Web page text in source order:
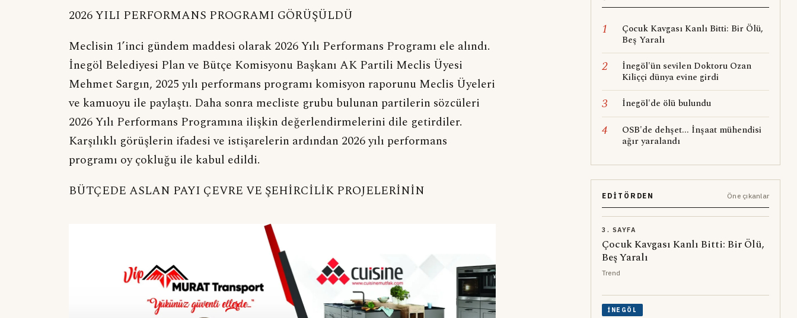
2026 YILI PERFORMANS PROGRAMI GÖRÜŞÜLDÜ
Meclisin 1’inci gündem maddesi olarak 2026 Yılı Performans Programı ele alındı.
İnegöl Belediyesi Plan ve Bütçe Komisyonu Başkanı AK Partili Meclis Üyesi
Mehmet Sargın, 2025 yılı performans programı komisyon raporunu Meclis Üyeleri
ve kamuoyu ile paylaştı. Daha sonra mecliste grubu bulunan partilerin sözcüleri
2026 Yılı Performans Programına ilişkin değerlendirmelerini dile getirdiler.
Karşılıklı görüşlerin ifadesi ve istişarelerin ardından 2026 yılı performans
programı oy çokluğu ile kabul edildi.
BÜTÇEDE ASLAN PAYI ÇEVRE VE ŞEHİRCİLİK PROJELERİNİN
1
Çocuk Kavgası Kanlı Bitti: Bir Ölü,
Beş Yaralı
2
İnegöl'ün sevilen Doktoru Ozan
Kiliççi dünya evine girdi
3 İnegöl'de ölü bulundu
4
OSB'de dehşet... İnşaat mühendisi
ağır yaralandı
EDITÖRDEN Öne çıkanlar
3. SAYFA
Çocuk Kavgası Kanlı Bitti: Bir Ölü,
Beş Yaralı
Trend
İNEGÖL